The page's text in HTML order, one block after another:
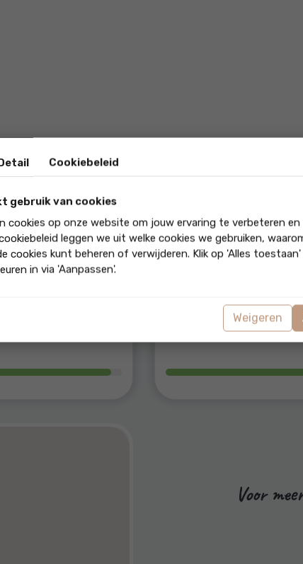
9.8
Marktkennis
Voor
Cookiebeleid
gebruik van cookies
cookies op onze website om jouw ervaring te verbeteren
leggen we uit welke cookies we gebruiken,
cookies kunt beheren of verwijderen. Klik op 'Alles
in via 'Aanpassen'.
Weigeren